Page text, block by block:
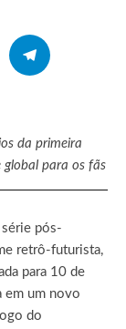
da primeira
global para os fãs
série pós-
retrô-futurista,
para 10 de
em um novo
do